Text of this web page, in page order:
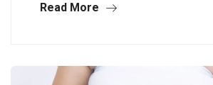
Read More